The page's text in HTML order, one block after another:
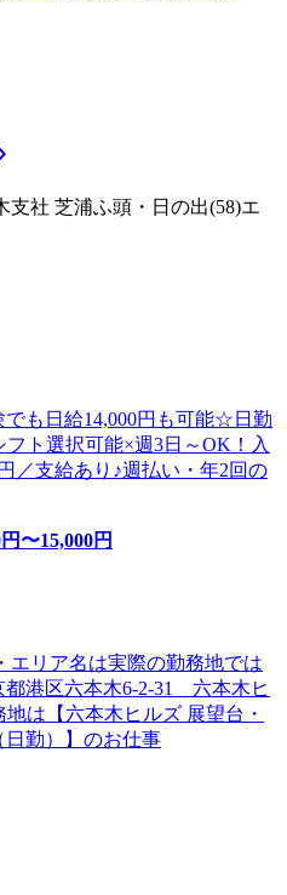
支社 芝浦ふ頭・日の出(58)エ
も日給14,000円も可能☆日勤
ト選択可能×週3日～OK！入
／支給あり♪週払い・年2回の
円〜15,000円
リア名は実際の勤務地では
都港区六本木6-2-31 六本木ヒ
は【六本木ヒルズ 展望台・
勤）】のお仕事